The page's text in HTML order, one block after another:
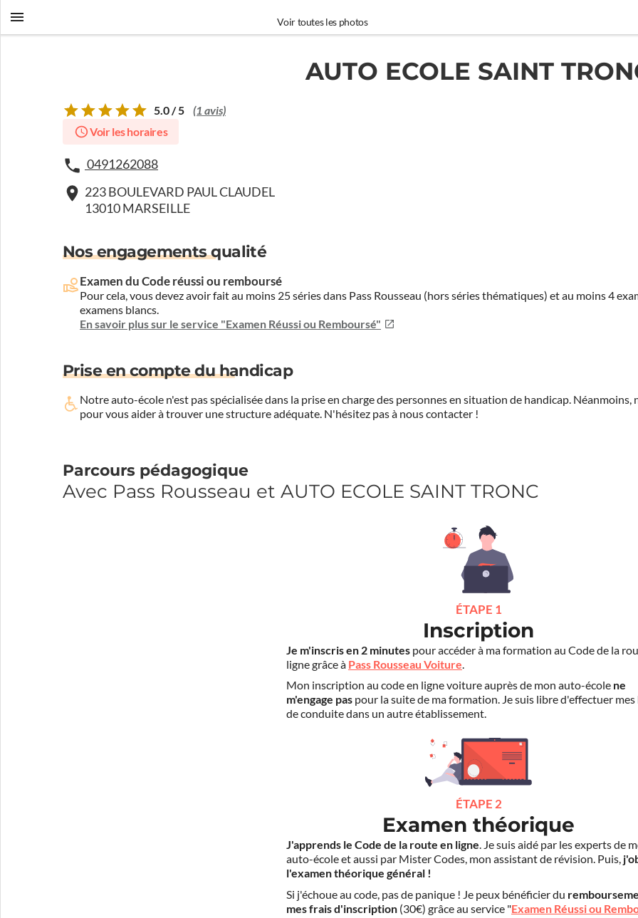
Voir toutes les photos
AUTO ECOLE SAINT
5.0 / 5 (1 avis)
Voir les horaires
0491262088
223 BOULEVARD PAUL CLAUDEL
13010 MARSEILLE
Nos engagements qualité
Examen du Code réussi ou remboursé
Pour cela, vous devez avoir fait au moins 25 séries dans Pass Rousseau (hors séries thématiques) et au moins 4
examens blancs.
En savoir plus sur le service "Examen Réussi ou Remboursé"
Prise en compte du handicap
Notre auto-école n'est pas spécialisée dans la prise en charge des personnes en situation de handicap.
pour vous aider à trouver une structure adéquate. N'hésitez pas à nous contacter !
Parcours pédagogique
Avec Pass Rousseau et AUTO ECOLE SAINT TRONC
ÉTAPE 1
Inscription
Je m'inscris en 2 minutes pour accéder à ma formation au Code de la
ligne grâce à Pass Rousseau Voiture.
Mon inscription au code en ligne voiture auprès de mon auto-école ne
m'engage pas pour la suite de ma formation. Je suis libre d'effectuer mes
de conduite dans un autre établissement.
ÉTAPE 2
Examen théorique
J'apprends le Code de la route en ligne. Je suis aidé par les experts de
auto-école et aussi par Mister Codes, mon assistant de révision. Puis,
l'examen théorique général !
Si j'échoue au code, pas de panique ! Je peux bénéficier du
mes frais d'inscription (30€) grâce au service "Examen Réussi ou